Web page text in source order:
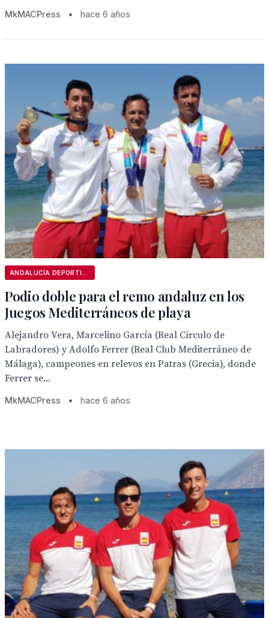
MkMACPress • hace 6 años
Podio doble para el remo andaluz en los
Juegos Mediterráneos de playa
Alejandro Vera, Marcelino García (Real Círculo de
Labradores) y Adolfo Ferrer (Real Club Mediterráneo de
Málaga), campeones en relevos en Patras (Grecia), donde
Ferrer se...
MkMACPress • hace 6 años